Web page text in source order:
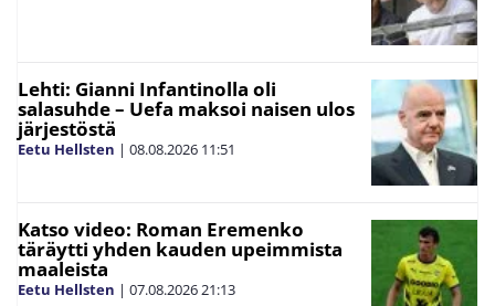
Lehti: Gianni Infantinolla oli
salasuhde – Uefa maksoi naisen ulos
järjestöstä
Eetu Hellsten | 08.08.2026 11:51
Katso video: Roman Eremenko
täräytti yhden kauden upeimmista
maaleista
Eetu Hellsten | 07.08.202621:13